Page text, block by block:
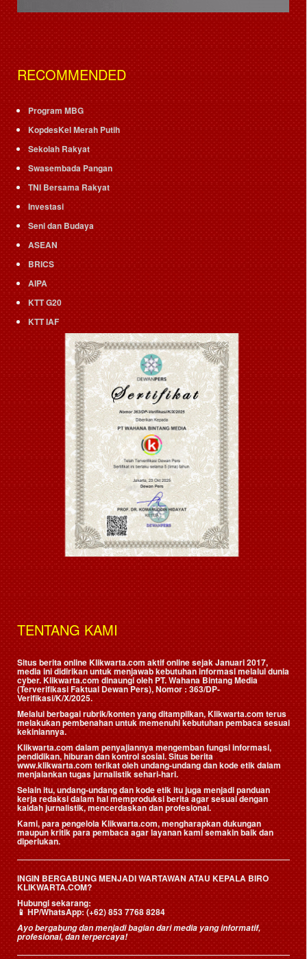
RECOMMENDED
Program MBG
KopdesKel Merah Putih
Sekolah Rakyat
Swasembada Pangan
TNI Bersama Rakyat
Investasi
Seni dan Budaya
ASEAN
BRICS
AIPA
KTT G20
KTT IAF
TENTANG KAMI
Situs berita online Klikwarta.com aktif online sejak Januari 2017,
media ini didirikan untuk menjawab kebutuhan informasi melalui dunia
cyber. Klikwarta.com dinaungi oleh PT. Wahana Bintang Media
(Terverifikasi Faktual Dewan Pers), Nomor : 363/DP-
Verifikasi/K/X/2025.
Melalui berbagai rubrik/konten yang ditampilkan, Klikwarta.com terus
melakukan pembenahan untuk memenuhi kebutuhan pembaca sesuai
kekiniannya.
Klikwarta.com dalam penyajiannya mengemban fungsi informasi,
pendidikan, hiburan dan kontrol sosial. Situs berita
www.klikwarta.com terikat oleh undang-undang dan kode etik dalam
menjalankan tugas jurnalistik sehari-hari.
Selain itu, undang-undang dan kode etik itu juga menjadi panduan
kerja redaksi dalam hal memproduksi berita agar sesuai dengan
kaidah jurnalistik, mencerdaskan dan profesional.
Kami, para pengelola Klikwarta.com, mengharapkan dukungan
maupun kritik para pembaca agar layanan kami semakin baik dan
diperlukan.
INGIN BERGABUNG MENJADI WARTAWAN ATAU KEPALA BIRO
KLIKWARTA.COM?
Hubungi sekarang:
📱HP/WhatsApp:(+62) 853 7768 8284
Ayo bergabung dan menjadi bagian dari media yang informatif,
profesional, dan terpercaya!